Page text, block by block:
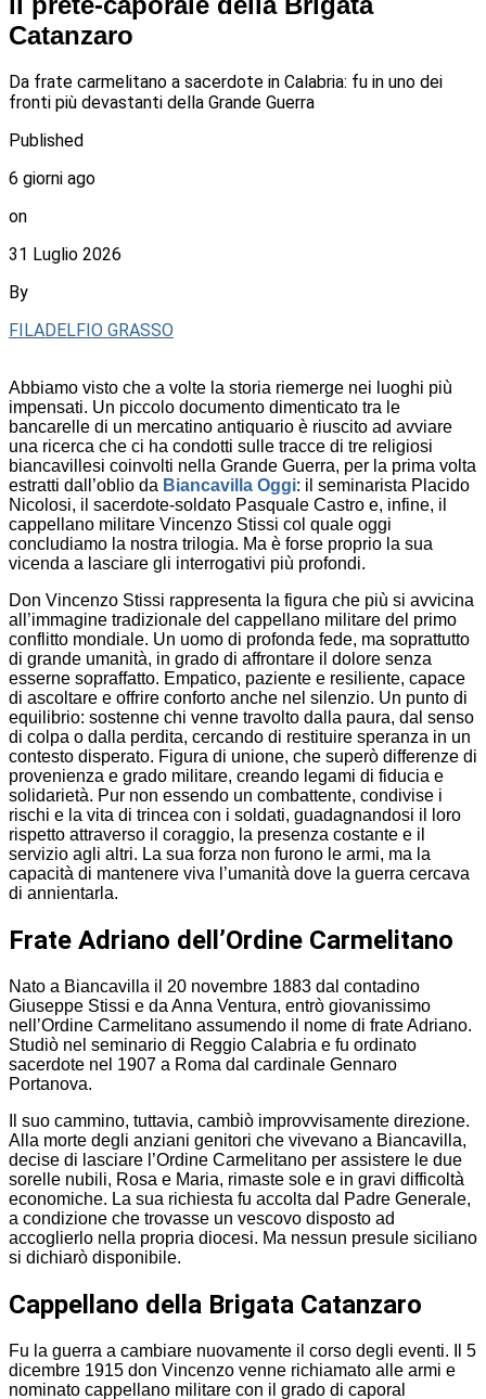
Catanzaro
Da frate carmelitano a sacerdote in Calabria: fu in uno dei
fronti più devastanti della Grande Guerra
Published
6 giorni ago
on
31 Luglio 2026
By
FILADELFIO GRASSO
Abbiamo visto che a volte la storia riemerge nei luoghi più
impensati. Un piccolo documento dimenticato tra le
bancarelle di un mercatino antiquario è riuscito ad avviare
una ricerca che ci ha condotti sulle tracce di tre religiosi
biancavillesi coinvolti nella Grande Guerra, per la prima volta
estratti dall’oblio da Biancavilla Oggi: il seminarista Placido
Nicolosi, il sacerdote-soldato Pasquale Castro e, infine, il
cappellano militare Vincenzo Stissi col quale oggi
concludiamo la nostra trilogia. Ma è forse proprio la sua
vicenda a lasciare gli interrogativi più profondi.
Don Vincenzo Stissi rappresenta la figura che più si avvicina
all’immagine tradizionale del cappellano militare del primo
conflitto mondiale. Un uomo di profonda fede, ma soprattutto
di grande umanità, in grado di affrontare il dolore senza
esserne sopraffatto. Empatico, paziente e resiliente, capace
di ascoltare e offrire conforto anche nel silenzio. Un punto di
equilibrio: sostenne chi venne travolto dalla paura, dal senso
di colpa o dalla perdita, cercando di restituire speranza in un
contesto disperato. Figura di unione, che superò differenze di
provenienza e grado militare, creando legami di fiducia e
solidarietà. Pur non essendo un combattente, condivise i
rischi e la vita di trincea con i soldati, guadagnandosi il loro
rispetto attraverso il coraggio, la presenza costante e il
servizio agli altri. La sua forza non furono le armi, ma la
capacità di mantenere viva l’umanità dove la guerra cercava
di annientarla.
Frate Adriano dell’Ordine Carmelitano
Nato a Biancavilla il 20 novembre 1883 dal contadino
Giuseppe Stissi e da Anna Ventura, entrò giovanissimo
nell’Ordine Carmelitano assumendo il nome di frate Adriano.
Studiò nel seminario di Reggio Calabria e fu ordinato
sacerdote nel 1907 a Roma dal cardinale Gennaro
Portanova.
Il suo cammino, tuttavia, cambiò improvvisamente direzione.
Alla morte degli anziani genitori che vivevano a Biancavilla,
decise di lasciare l’Ordine Carmelitano per assistere le due
sorelle nubili, Rosa e Maria, rimaste sole e in gravi difficoltà
economiche. La sua richiesta fu accolta dal Padre Generale,
a condizione che trovasse un vescovo disposto ad
accoglierlo nella propria diocesi. Ma nessun presule siciliano
si dichiarò disponibile.
Cappellano della Brigata Catanzaro
Fu la guerra a cambiare nuovamente il corso degli eventi. Il 5
dicembre 1915 don Vincenzo venne richiamato alle armi e
nominato cappellano militare con il grado di caporal